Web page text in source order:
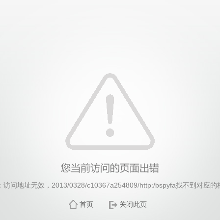
访问地址无效，2013/0328/c10367a254809/http:/bspyfa找不到对应的
首页 关闭此页